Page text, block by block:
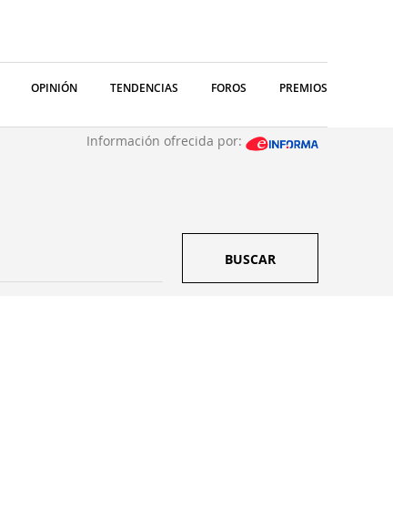
OPINIÓN TENDENCIAS FOROS PREMIOS
Información ofrecida por:
BUSCAR